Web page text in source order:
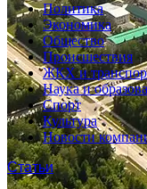
Политика
Экономика
Общество
Происшествия
ЖКХ и
Наука и
Спорт
Культура
Новости
Статьи